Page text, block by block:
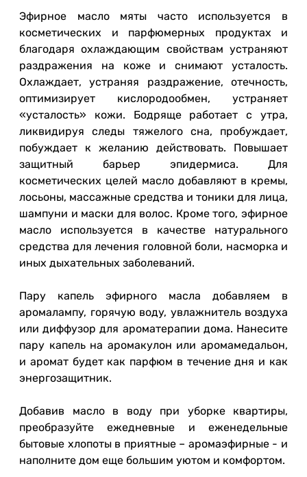
Эфирное масло мяты часто используется в
косметических и парфюмерных продуктах и
благодаря охлаждающим свойствам устраняют
раздражения на коже и снимают усталость.
Охлаждает, устраняя раздражение, отечность,
оптимизирует кислородообмен, устраняет
«усталость» кожи. Бодряще работает с утра,
ликвидируя следы тяжелого сна, пробуждает,
побуждает к желанию действовать. Повышает
защитный барьер эпидермиса. Для
косметических целей масло добавляют в кремы,
лосьоны, массажные средства и тоники для лица,
шампуни и маски для волос. Кроме того, эфирное
масло используется в качестве натурального
средства для лечения головной боли, насморка и
иных дыхательных заболеваний.
Пару капель эфирного масла добавляем в
аромалампу, горячую воду, увлажнитель воздуха
или диффузор для ароматерапии дома. Нанесите
пару капель на аромакулон или аромамедальон,
и аромат будет как парфюм в течение дня и как
энергозащитник.
Добавив масло в воду при уборке квартиры,
преобразуйте ежедневные и еженедельные
бытовые хлопоты в приятные – аромаэфирные - и
наполните дом еще большим уютом и комфортом.